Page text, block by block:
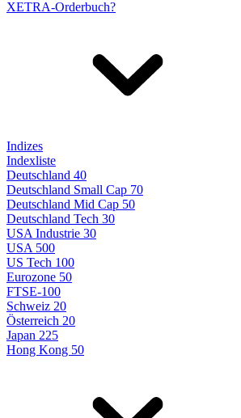
XETRA-Orderbuch?
Indizes
Indexliste
Deutschland 40
Deutschland Small Cap 70
Deutschland Mid Cap 50
Deutschland Tech 30
USA Industrie 30
USA 500
US Tech 100
Eurozone 50
FTSE-100
Schweiz 20
Österreich 20
Japan 225
Hong Kong 50